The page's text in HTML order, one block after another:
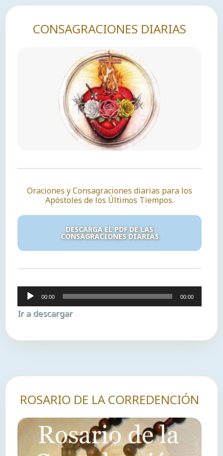
CONSAGRACIONES DIARIAS
Oraciones y Consagraciones diarias para los
Apóstoles de los Últimos Tiempos.
DESCARGA EL PDF DE LAS
CONSAGRACIONES DIARIAS
Reproductor
de
audio
00:00 00:00
Ir a descargar
ROSARIO DE LA CORREDENCIÓN